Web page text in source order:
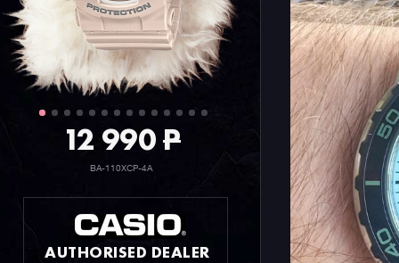
12 990P
BA-110XCP-4A
AUTHORISED DEALER